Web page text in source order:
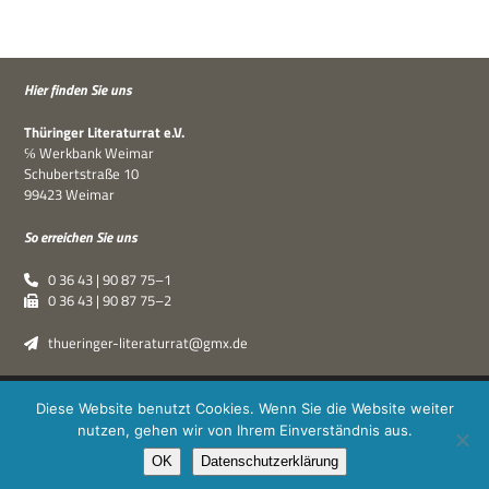
Hier fin­den Sie uns
Thü­rin­ger Lite­ra­tur­rat e.V.
℅ Werk­bank Weimar
Schu­bert­straße 10
99423 Weimar
So errei­chen Sie uns
0 36 43 | 90 87 75–1
0 36 43 | 90 87 75–2
thueringer-literaturrat@gmx.de
Thüringer Literaturrat e.V. | © 2019–2026 ·XPDT : Marken &
Kommunikation|Impressum·Datenschutz
Diese Website benutzt Cookies. Wenn Sie die Website weiter
nutzen, gehen wir von Ihrem Einverständnis aus.
OK Datenschutzerklärung